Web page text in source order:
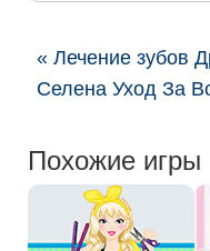
« Лечение зубов
Селена Уход За
Похожие игры